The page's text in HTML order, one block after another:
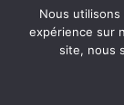
Dubaï -
Nous
expérience sur
site, nous